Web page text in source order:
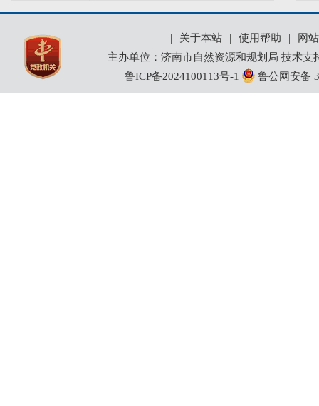
| 关于本站 | 使用帮助 |
网
主办单位：济南市自然资源和规划局 技术
鲁ICP备2024100113号-1
鲁公网安备